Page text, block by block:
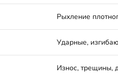
Рыхление
Ударные,
Износ, трещины,